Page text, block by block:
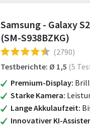
Samsung - Galaxy
(SM-S938BZKG)
(2790)
Testberichte: Ø 1,5 (5
Premium-Display
Starke Kamera
Lange Akkulaufzeit
Innovativer KI-